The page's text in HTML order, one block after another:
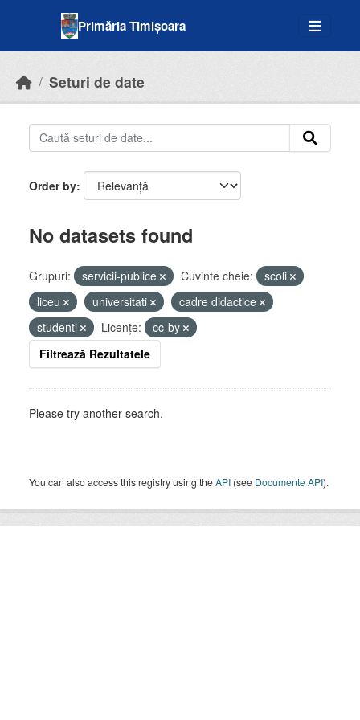
Primăria Timișoara
Seturi de date
Order by
No datasets found
Grupuri: servicii-publice Cuvinte cheie:
scoli
liceu
universitati
cadre didactice
studenti
Licenţe:
cc-by
Filtrează Rezultatele
Please try another search.
You can also access this registry using theAPI (see Documente API).